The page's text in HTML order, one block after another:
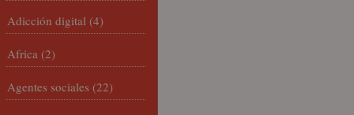
Adicción digital (4)
Africa (2)
Agentes sociales (22)